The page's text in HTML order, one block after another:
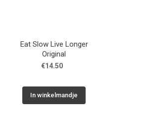
Eat Slow Live Longer
Original
€14.50
In winkelmandje